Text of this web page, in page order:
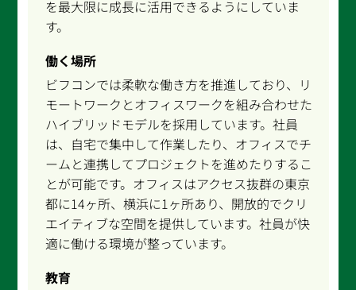
を最大限に成長に活用できるようにしていま
す。
働く場所
ビフコンでは柔軟な働き方を推進しており、リ
モートワークとオフィスワークを組み合わせた
ハイブリッドモデルを採用しています。社員
は、自宅で集中して作業したり、オフィスでチ
ームと連携してプロジェクトを進めたりするこ
とが可能です。オフィスはアクセス抜群の東京
都に14ヶ所、横浜に1ヶ所あり、開放的でクリ
エイティブな空間を提供しています。社員が快
適に働ける環境が整っています。
教育